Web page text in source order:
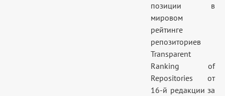
позиции в
мировом
рейтинге
репозиториев
Transparent
Ranking of
Repositories от
16-й редакции за